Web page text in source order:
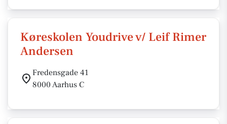
Køreskolen Youdrive v/ Leif Rimer
Andersen
Fredensgade 41
8000 Aarhus C